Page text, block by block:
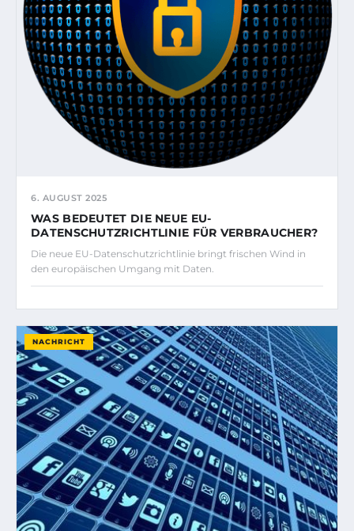
6. AUGUST 2025
WAS BEDEUTET DIE NEUE EU-
DATENSCHUTZRICHTLINIE FÜR VERBRAUCHER?
Die neue EU-Datenschutzrichtlinie bringt frischen Wind in
den europäischen Umgang mit Daten.
NACHRICHT